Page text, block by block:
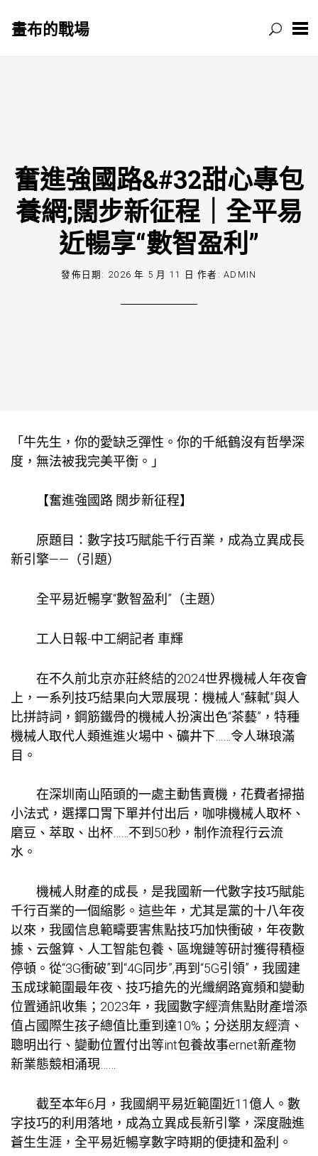
畫布的戰場
奮進強國路&#32甜心專包
養網;闊步新征程｜全平易
近暢享“數智盈利”
發佈日期: 2026 年 5 月 11 日 作者:ADMIN
「牛先生，你的愛缺乏彈性。你的千紙鶴沒有哲學深
度，無法被我完美平衡。」
【奮進強國路 闊步新征程】
原題目：數字技巧賦能千行百業，成為立異成長
新引擎——（引題）
全平易近暢享“數智盈利”（主題）
工人日報-中工網記者 車輝
在不久前北京亦莊終結的2024世界機械人年夜會
上，一系列技巧結果向大眾展現：機械人“蘇軾”與人
比拼詩詞，鋼筋鐵骨的機械人扮演出色“茶藝”，特種
機械人取代人類進進火場中、礦井下……令人琳琅滿
目。
在深圳南山陌頭的一處主動售賣機，花費者掃描
小法式，選擇口胃下單并付出后，咖啡機械人取杯、
磨豆、萃取、出杯……不到50秒，制作流程行云流
水。
機械人財產的成長，是我國新一代數字技巧賦能
千行百業的一個縮影。這些年，尤其是黨的十八年夜
以來，我國信息範疇要害焦點技巧加快衝破，年夜數
據、云盤算、人工智能包養 、區塊鏈等研討獲得積極
停頓。從“3G衝破”到“4G同步”,再到“5G引領”，我國建
玉成球範圍最年夜、技巧搶先的光纖網路寬頻和變動
位置通訊收集；2023年，我國數字經濟焦點財產增添
值占國際生孩子總值比重到達10%；分送朋友經濟、
聰明出行、變動位置付出等int包養故事ernet新產物
新業態競相涌現……
截至本年6月，我國網平易近範圍近11億人。數
字技巧的利用落地，成為立異成長新引擎，深度融進
蒼生生涯，全平易近暢享數字時期的便捷和盈利。